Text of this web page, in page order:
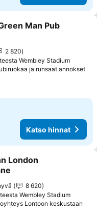
Man Pub
2 820
Wembley Stadium
ja runsaat annokset
Katso hinnat
London
8 620
Wembley Stadium
Lontoon keskustaan